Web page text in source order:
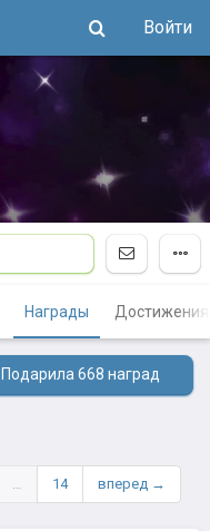
Войти
Награды Достижения
Подарила 668 наград
… 14 вперед →